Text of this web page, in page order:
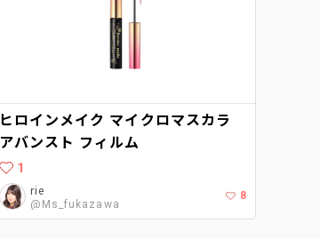
ヒロインメイク マイクロマスカラ
アバンスト フィルム
1
rie
@Ms_fukazawa
8